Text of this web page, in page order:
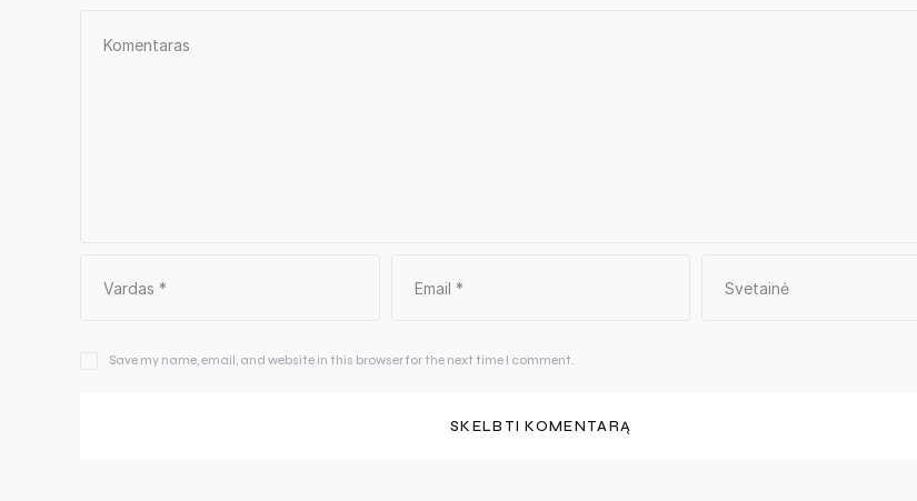
Save my name, email, and website in this browser for the next time I comment.